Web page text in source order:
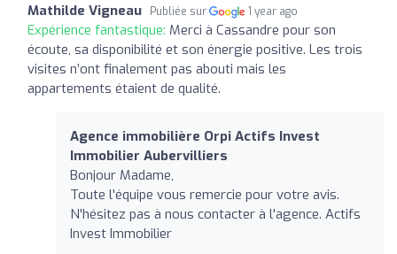
Mathilde Vigneau Publiée sur 1 year ago
Expérience fantastique: Merci à Cassandre pour son
écoute, sa disponibilité et son énergie positive. Les trois
visites n’ont finalement pas abouti mais les
appartements étaient de qualité.
Agence immobilière Orpi Actifs Invest
Immobilier Aubervilliers
Bonjour Madame,
Toute l'équipe vous remercie pour votre avis.
N'hésitez pas à nous contacter à l'agence. Actifs
Invest Immobilier